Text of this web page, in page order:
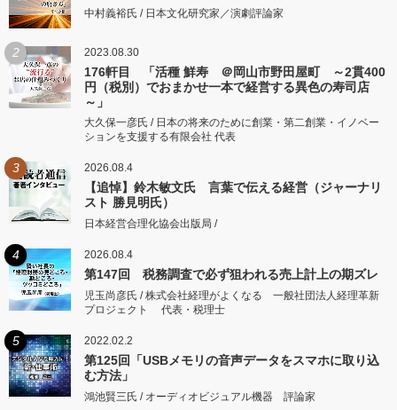
中村義裕氏 / 日本文化研究家／演劇評論家
2 2023.08.30
176軒目 「活種 鮮寿 ＠岡山市野田屋町 ～2貫400
円（税別）でおまかせ一本で経営する異色の寿司店
～」
大久保一彦氏 / 日本の将来のために創業・第二創業・イノベー
ションを支援する有限会社 代表
3 2026.08.4
【追悼】鈴木敏文氏 言葉で伝える経営（ジャーナリ
スト 勝見明氏）
日本経営合理化協会出版局 /
4 2026.08.4
第147回 税務調査で必ず狙われる売上計上の期ズレ
児玉尚彦氏 / 株式会社経理がよくなる 一般社団法人経理革新
プロジェクト 代表・税理士
5 2022.02.2
第125回「USBメモリの音声データをスマホに取り込
む方法」
鴻池賢三氏 / オーディオビジュアル機器 評論家